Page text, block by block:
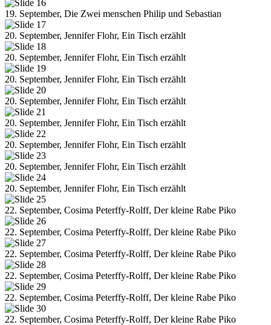
19. September, Die Zwei menschen Philip und Sebastian
20. September, Jennifer Flohr, Ein Tisch erzählt
20. September, Jennifer Flohr, Ein Tisch erzählt
20. September, Jennifer Flohr, Ein Tisch erzählt
20. September, Jennifer Flohr, Ein Tisch erzählt
20. September, Jennifer Flohr, Ein Tisch erzählt
20. September, Jennifer Flohr, Ein Tisch erzählt
20. September, Jennifer Flohr, Ein Tisch erzählt
20. September, Jennifer Flohr, Ein Tisch erzählt
22. September, Cosima Peterffy-Rolff, Der kleine Rabe Piko
22. September, Cosima Peterffy-Rolff, Der kleine Rabe Piko
22. September, Cosima Peterffy-Rolff, Der kleine Rabe Piko
22. September, Cosima Peterffy-Rolff, Der kleine Rabe Piko
22. September, Cosima Peterffy-Rolff, Der kleine Rabe Piko
22. September, Cosima Peterffy-Rolff, Der kleine Rabe Piko